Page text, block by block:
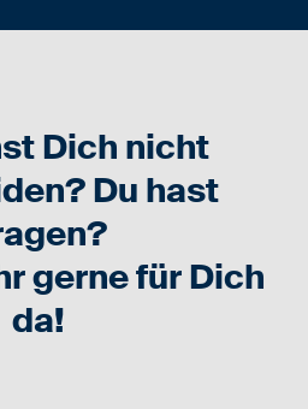
Dich nicht
Du hast
gerne für Dich
da!